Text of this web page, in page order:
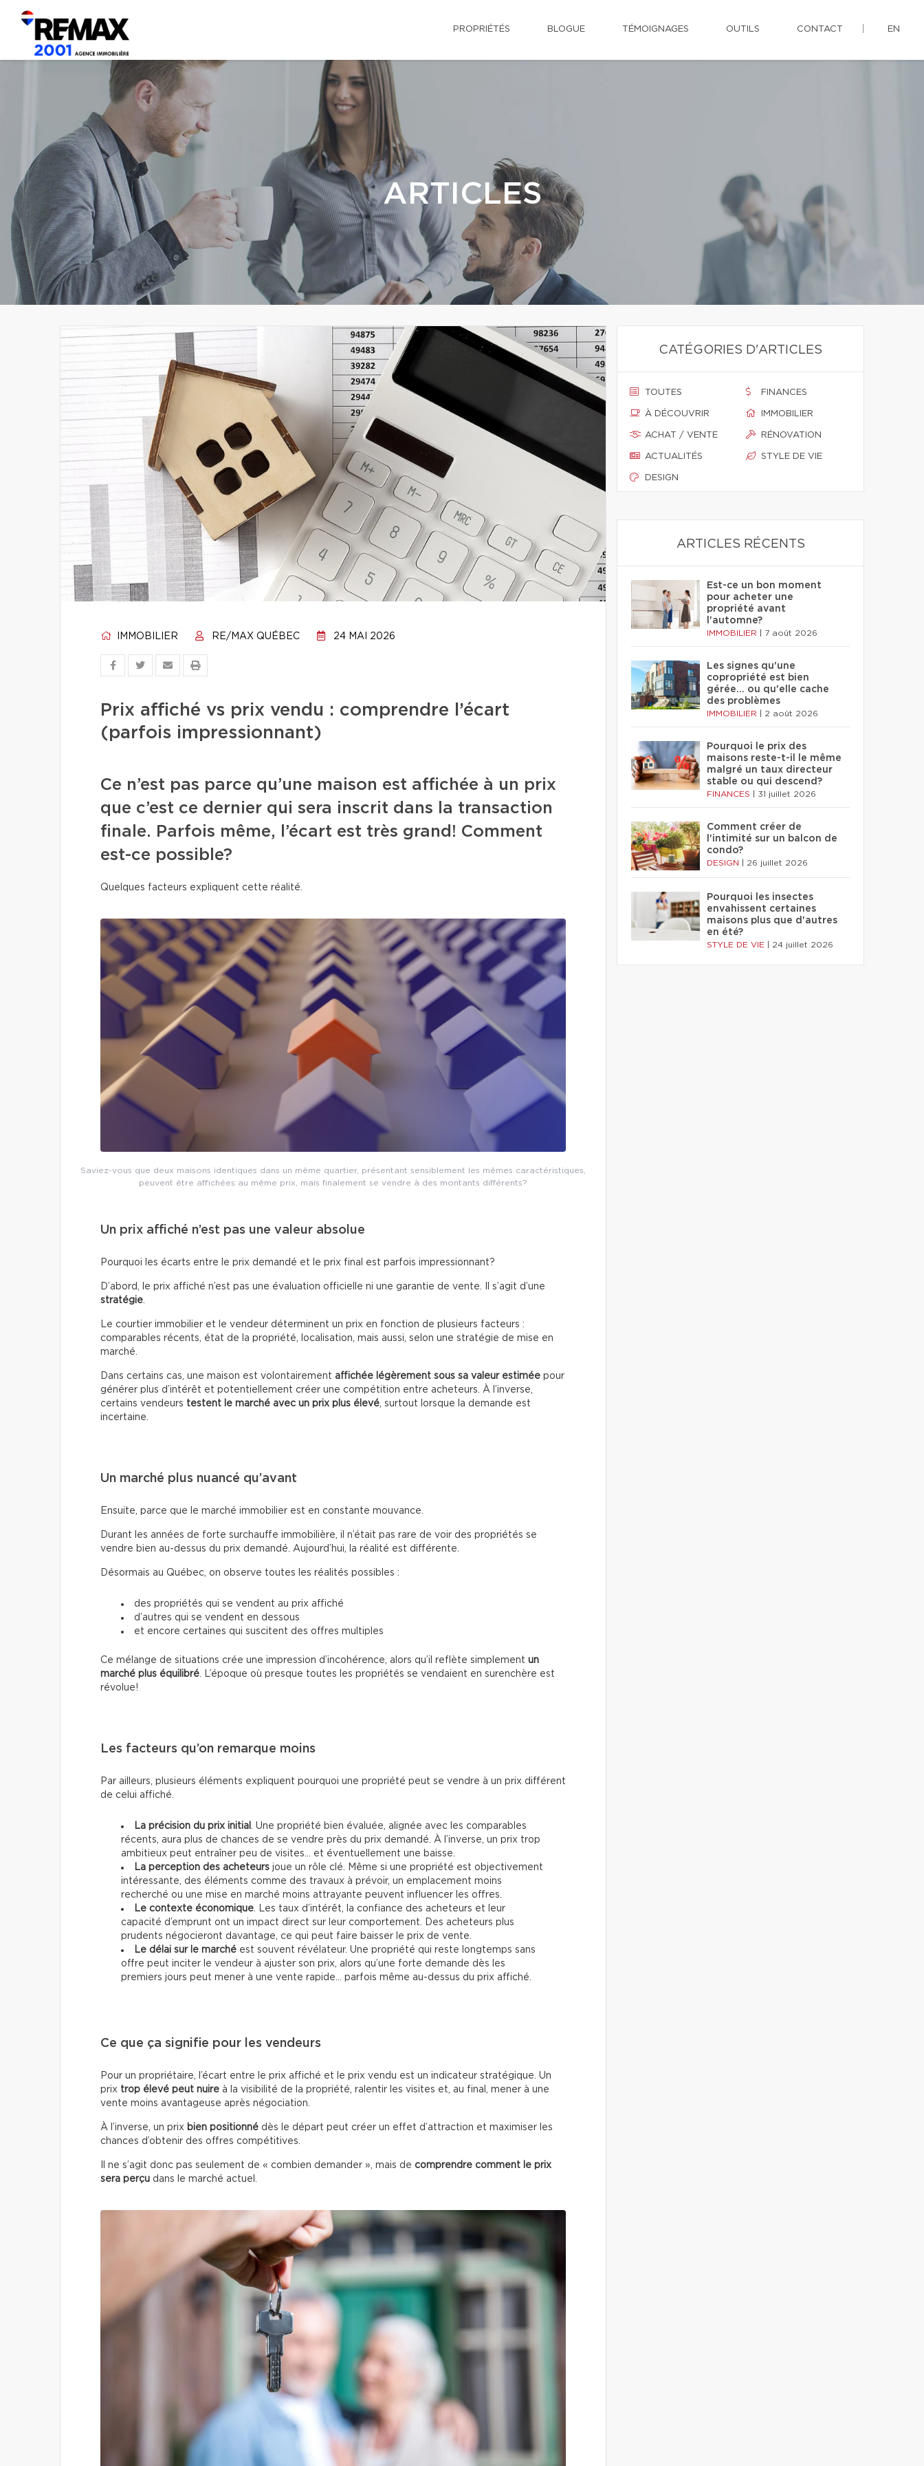
PROPRIÉTÉS BLOGUE TÉMOIGNAGES OUTILS CONTACT EN
ARTICLES
IMMOBILIER RE/MAX QUÉBEC 24 MAI 2026
Prix affiché vs prix vendu : comprendre l’écart
(parfois impressionnant)
Ce n’est pas parce qu’une maison est affichée à un prix
que c’est ce dernier qui sera inscrit dans la transaction
finale. Parfois même, l’écart est très grand! Comment
est-ce possible?
Quelques facteurs expliquent cette réalité.
Saviez-vous que deux maisons identiques dans un même quartier, présentant sensiblement les mêmes caractéristiques,
peuvent être affichées au même prix, mais finalement se vendre à des montants différents?
Un prix affiché n’est pas une valeur absolue
Pourquoi les écarts entre le prix demandé et le prix final est parfois impressionnant?
D’abord, le prix affiché n’est pas une évaluation officielle ni une garantie de vente. Il s’agit d’une
stratégie
Le courtier immobilier et le vendeur déterminent un prix en fonction de plusieurs facteurs :
comparables récents, état de la propriété, localisation, mais aussi, selon une stratégie de mise en
marché.
Dans certains cas, une maison est volontairement affichée légèrement sous sa valeur estimée pour
générer plus d’intérêt et potentiellement créer une compétition entre acheteurs. À l’inverse,
certains vendeurs testent le marché avec un prix plus élevé , surtout lorsque la demande est
incertaine.
Un marché plus nuancé qu’avant
Ensuite, parce que le marché immobilier est en constante mouvance.
Durant les années de forte surchauffe immobilière, il n’était pas rare de voir des propriétés se
vendre bien au-dessus du prix demandé. Aujourd’hui, la réalité est différente.
Désormais au Québec, on observe toutes les réalités possibles :
des propriétés qui se vendent au prix affiché
d’autres qui se vendent en dessous
et encore certaines qui suscitent des offres multiples
Ce mélange de situations crée une impression d’incohérence, alors qu’il reflète simplement un
marché plus équilibré . L’époque où presque toutes les propriétés se vendaient en surenchère est
révolue!
Les facteurs qu’on remarque moins
Par ailleurs, plusieurs éléments expliquent pourquoi une propriété peut se vendre à un prix différent
de celui affiché.
La précision du prix initial
. Une propriété bien évaluée, alignée avec les comparables
récents, aura plus de chances de se vendre près du prix demandé. À l’inverse, un prix trop
ambitieux peut entraîner peu de visites… et éventuellement une baisse.
La perception des acheteurs joue un rôle clé. Même si une propriété est objectivement
intéressante, des éléments comme des travaux à prévoir, un emplacement moins
recherché ou une mise en marché moins attrayante peuvent influencer les offres.
Le contexte économique . Les taux d’intérêt, la confiance des acheteurs et leur
capacité d’emprunt ont un impact direct sur leur comportement. Des acheteurs plus
prudents négocieront davantage, ce qui peut faire baisser le prix de vente.
Le délai sur le marché est souvent révélateur. Une propriété qui reste longtemps sans
offre peut inciter le vendeur à ajuster son prix, alors qu’une forte demande dès les
premiers jours peut mener à une vente rapide… parfois même au-dessus du prix affiché.
Ce que ça signifie pour les vendeurs
Pour un propriétaire, l’écart entre le prix affiché et le prix vendu est un indicateur stratégique. Un
prix trop élevé peut nuire à la visibilité de la propriété, ralentir les visites et, au final, mener à une
vente moins avantageuse après négociation.
À l’inverse, un prix bien positionné dès le départ peut créer un effet d’attraction et maximiser les
chances d’obtenir des offres compétitives.
Il ne s’agit donc pas seulement de « combien demander », mais de comprendre comment le prix
sera perçu dans le marché actuel.
CATÉGORIES D'ARTICLES
TOUTES
À DÉCOUVRIR
ACHAT / VENTE
ACTUALITÉS
DESIGN
FINANCES
IMMOBILIER
RÉNOVATION
STYLE DE VIE
ARTICLES RÉCENTS
Est-ce un bon moment
pour acheter une
propriété avant
l'automne?
IMMOBILIER 7 août 2026
Les signes qu'une
copropriété est bien
gérée… ou qu'elle cache
des problèmes
IMMOBILIER 2 août 2026
Pourquoi le prix des
maisons reste-t-il le même
malgré un taux directeur
stable ou qui descend?
FINANCES 31 juillet 2026
Comment créer de
l'intimité sur un balcon de
condo?
DESIGN 26 juillet 2026
Pourquoi les insectes
envahissent certaines
maisons plus que d'autres
en été?
STYLE DE VIE 24 juillet 2026